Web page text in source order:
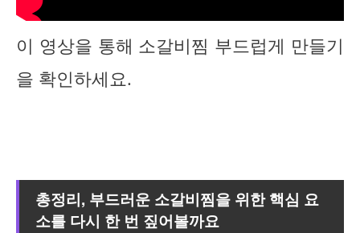
이 영상을 통해 소갈비찜 부드럽게 만들기
을 확인하세요.
총정리, 부드러운 소갈비찜을 위한 핵심 요
소를 다시 한 번 짚어볼까요